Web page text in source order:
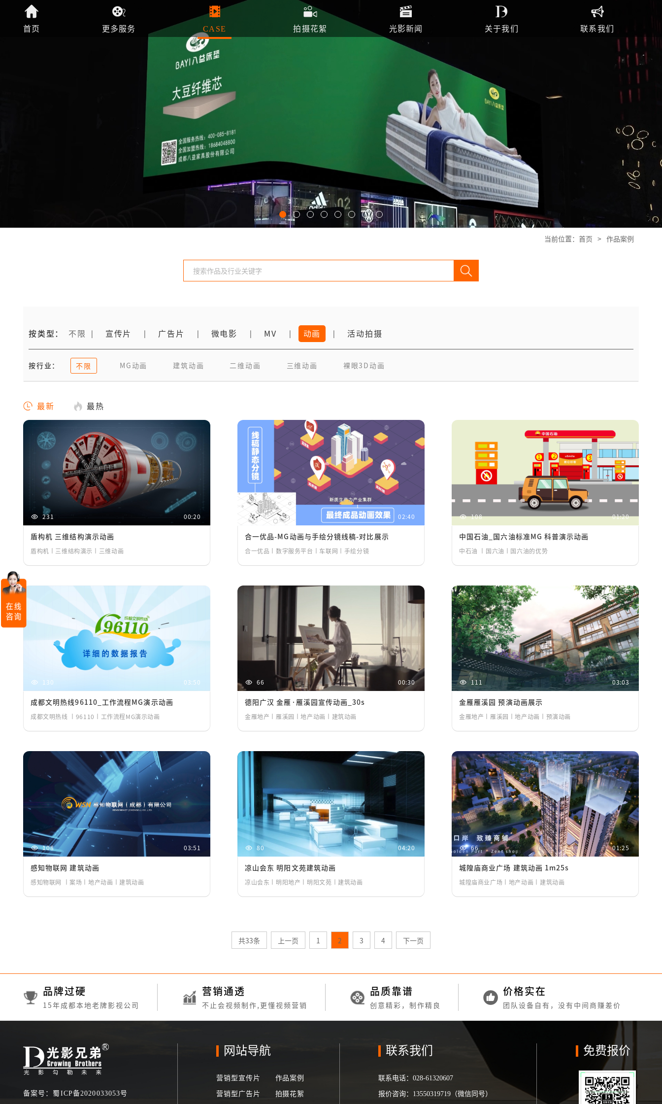
首页 更多服务 CASE 拍摄花絮 光影新闻 关于我们 联系我们
当前位置： 首页 > 作品案例
按类型： 不限 宣传片 广告片 微电影 MV 动画 活动拍摄
按行业： 不限 MG动画 建筑动画 二维动画 三维动画 裸眼3D动画
最新 最热
231 00:20
盾构机 三维结构演示动画
盾构机丨三维结构演示丨三维动画
124 02:40
合一优品-MG动画与手绘分镜线稿-对比展示
合一优品丨数字服务平台丨车联网丨手绘分镜
108 01:20
中国石油_国六油标准MG 科普演示动画
中石油 丨国六油丨国六油的优势
130 03:50
成都文明热线96110_工作流程MG演示动画
成都文明热线 丨96110丨工作流程MG演示动画
66 00:30
德阳广汉 金雁·雁溪园宣传动画_30s
金雁地产丨雁溪园丨地产动画丨建筑动画
111 03:03
金雁雁溪园 预演动画展示
金雁地产丨雁溪园丨地产动画丨预演动画
108 03:51
感知物联网 建筑动画
感知物联网 丨案场丨地产动画丨建筑动画
80 04:20
凉山会东 明阳文苑建筑动画
凉山会东丨明阳地产丨明阳文苑丨建筑动画
66 01:25
城隍庙商业广场 建筑动画 1m25s
城隍庙商业广场丨地产动画丨建筑动画
共33条 上一页 1 2 3 4 下一页
品牌过硬
15年成都本地老牌影视公司
营销通透
不止会视频制作,更懂视频营销
品质靠谱
创意精彩，制作精良
价格实在
团队设备自有，没有中间商赚差价
备案号：蜀ICP备2020033053号
网站导航
营销型宣传片 作品案例
营销型广告片 拍摄花絮
联系我们
联系电话：028-61320607
报价咨询： 13550319719（微信同号）
免费报价